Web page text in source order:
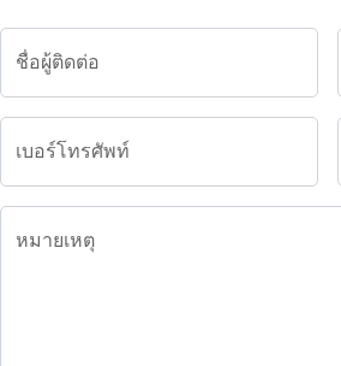
ชื่อผู้ติดต่อ
เบอร์โทรศัพท์
หมายเหตุ